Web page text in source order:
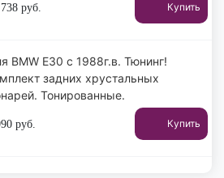
руб. Купить
BMW E30 с 1988г.в. Тюнинг!
задних хрустальных
Тонированные.
руб. Купить